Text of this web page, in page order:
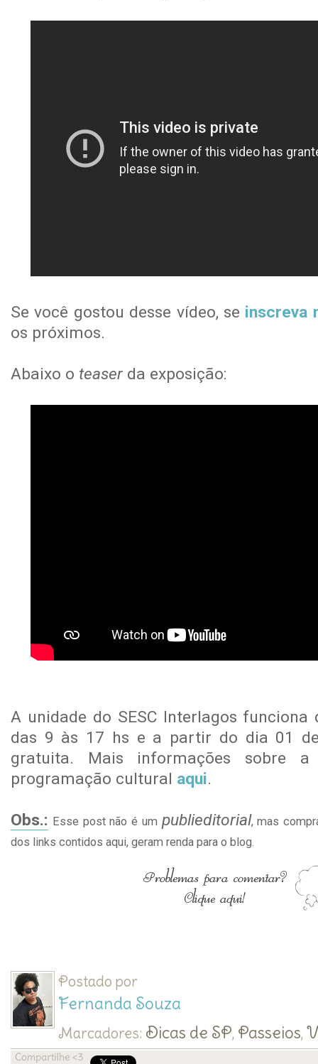
Se você gostou desse vídeo, se inscreva
os próximos.
Abaixo o teaser da exposição:
A unidade do SESC Interlagos
das 9 às 17 hs e a partir do dia 01
gratuita. Mais informações sobre
programação cultural aqui.
Obs.: Esse post não é um publieditorial, mas
dos links contidos aqui, geram renda para o blog.
Postado por
Fernanda Souza
Marcadores: Dicas de SP, Passeios,